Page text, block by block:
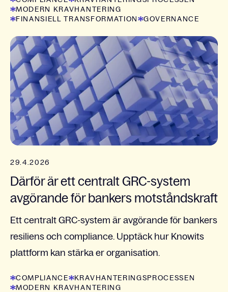
MODERN KRAVHANTERING
FINANSIELL TRANSFORMATION
GOVERNANCE
29.4.2026
Därför är ett centralt GRC-system
avgörande för bankers motståndskraft
Ett centralt GRC-system är avgörande för bankers
resiliens och compliance. Upptäck hur Knowits
plattform kan stärka er organisation.
COMPLIANCE
KRAVHANTERINGSPROCESSEN
MODERN KRAVHANTERING